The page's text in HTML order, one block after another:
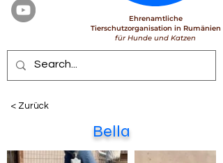
Ehrenamtliche
Tierschutzorganisation in Rumänien
für Hunde und Katzen
< Zurück
Bella